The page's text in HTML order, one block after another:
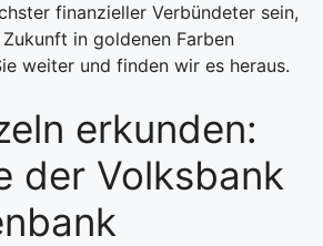
finanzieller Verbündeter sein,
in goldenen Farben
weiter und finden wir es heraus.
erkunden:
der Volksbank